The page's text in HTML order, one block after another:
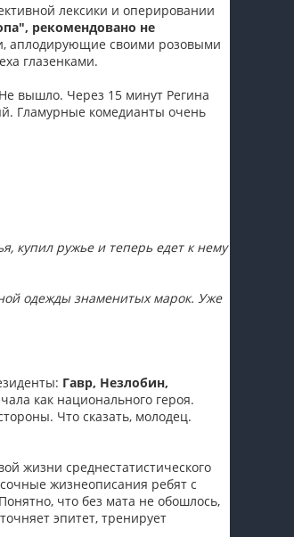
лексики и оперировании
рекомендовано не
аплодирующие своими розовыми
глазенками.
вышло. Через 15 минут Регина
Гламурные комедианты очень
купил ружье и теперь едет к нему
одежды знаменитых марок. Уже
Гавр, Незлобин,
как национального героя.
Что сказать, молодец.
жизни среднестатистического
жизнеописания ребят с
что без мата не обошлось,
эпитет, тренирует